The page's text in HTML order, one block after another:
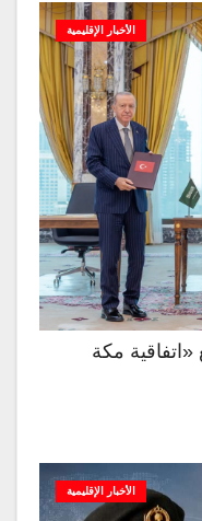
الأخبار الإقليمية
«اتفاقية مكة
الأخبار الإقليمية